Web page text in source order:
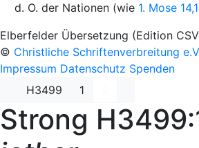
O. der Nationen (wie 1. Mose 14,1
Elberfelder Übersetzung (Edition
© Christliche Schriftenverbreitung
Impressum Datenschutz Spenden
H3499
1
Strong